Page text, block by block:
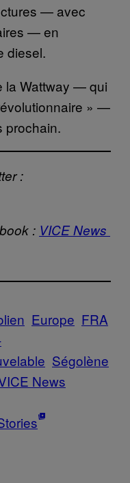
— avec
— en
diesel.
la Wattway — qui
» —
prochain.
:
: VICE News
Europe FRA
Ségolène
News